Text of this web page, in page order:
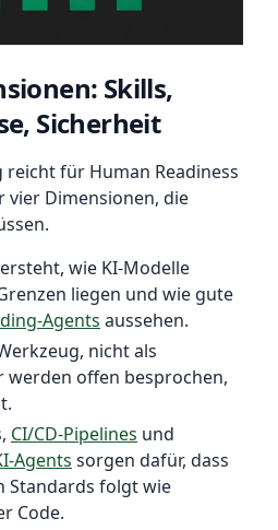
Skills,
Sicherheit
reicht für Human Readiness
vier Dimensionen, die
wie KI-Modelle
liegen und wie gute
Agents aussehen.
nicht als
werden offen besprochen,
CI/CD-Pipelines und
Agents sorgen dafür, dass
Standards folgt wie
Code.